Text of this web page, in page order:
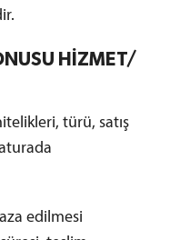
HİZMET/
türü, satış
edilmesi